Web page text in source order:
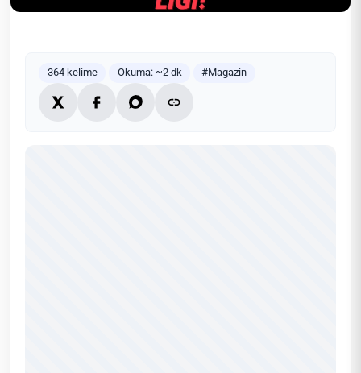
364 kelime Okuma: ~2 dk #Magazin